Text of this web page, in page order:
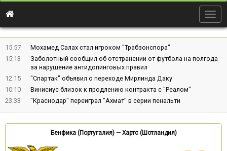
15:57
Мохамед Салах стал игроком "Трабзонспора"
15:13
Заболотный сообщил об отстранении от футбола на полгода
за нарушение антидопинговых правил
12:15
"Спартак" объявил о переходе Мирлинда Даку
10:10
Винисиус близок к продлению контракта с "Реалом"
23:33
"Краснодар" переиграл "Ахмат" в серии пенальти
Бенфика (Португалия)— Хартс (Шотландия)